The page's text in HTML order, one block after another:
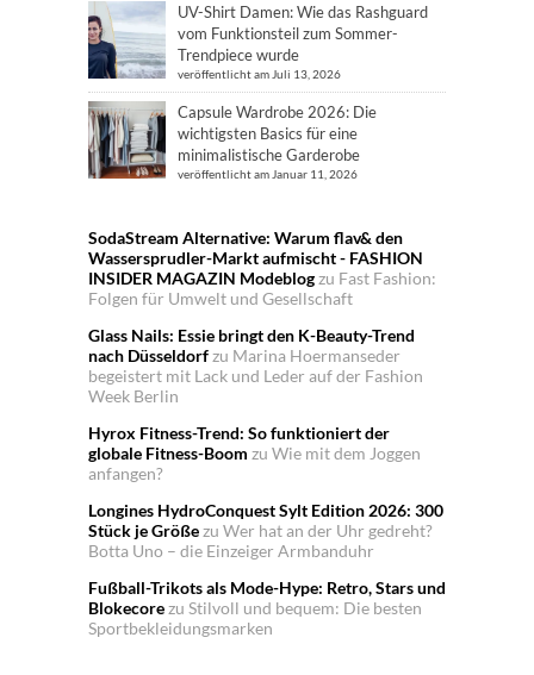
UV-Shirt Damen: Wie das Rashguard
vom Funktionsteil zum Sommer-
Trendpiece wurde
veröffentlicht am Juli 13, 2026
Capsule Wardrobe 2026: Die
wichtigsten Basics für eine
minimalistische Garderobe
veröffentlicht am Januar 11, 2026
SodaStream Alternative: Warum flav& den
Wassersprudler-Markt aufmischt - FASHION
INSIDER MAGAZIN Modeblogzu Fast Fashion:
Folgen für Umwelt und Gesellschaft
Glass Nails: Essie bringt den K-Beauty-Trend
nach Düsseldorfzu Marina Hoermanseder
begeistert mit Lack und Leder auf der Fashion
Week Berlin
Hyrox Fitness-Trend: So funktioniert der
globale Fitness-Boom zu Wie mit dem Joggen
anfangen?
Longines HydroConquest Sylt Edition 2026: 300
Stück je Größezu Wer hat an der Uhr gedreht?
Botta Uno – die Einzeiger Armbanduhr
Fußball-Trikots als Mode-Hype: Retro, Stars und
Blokecorezu Stilvoll und bequem: Die besten
Sportbekleidungsmarken